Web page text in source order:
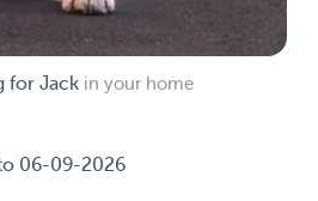
for Jack in your home
06-09-2026